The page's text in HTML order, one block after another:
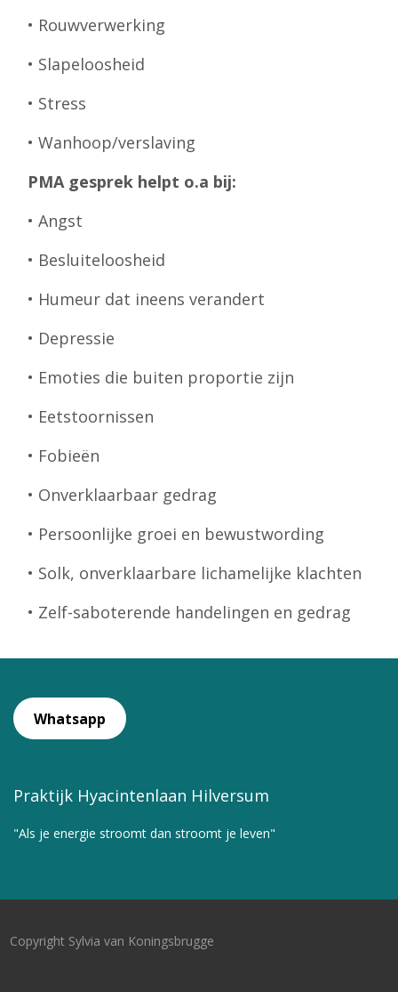
• Rouwverwerking
• Slapeloosheid
• Stress
• Wanhoop/verslaving
PMA gesprek helpt o.a bij:
• Angst
• Besluiteloosheid
• Humeur dat ineens verandert
• Depressie
• Emoties die buiten proportie zijn
• Eetstoornissen
• Fobieën
• Onverklaarbaar gedrag
• Persoonlijke groei en bewustwording
• Solk, onverklaarbare lichamelijke klachten
• Zelf-saboterende handelingen en gedrag
Whatsapp
Praktijk Hyacintenlaan Hilversum
"Als je energie stroomt dan stroomt je leven"
Copyright Sylvia van Koningsbrugge